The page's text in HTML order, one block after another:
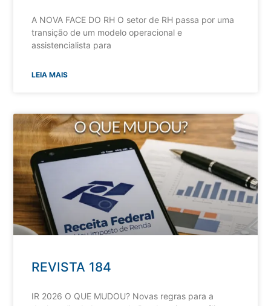
A NOVA FACE DO RH O setor de RH passa por uma
transição de um modelo operacional e
assistencialista para
LEIA MAIS
REVISTA 184
IR 2026 O QUE MUDOU? Novas regras para a